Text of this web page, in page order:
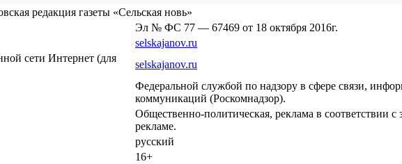
редакция газеты «Сельская новь»
Эл № ФС 77 — 67469 от 18 октября 2016г.
selskajanov.ru
сети Интернет (для
selskajanov.ru
Федеральной службой по надзору в сфере связи,
коммуникаций (Роскомнадзор).
Общественно-политическая, реклама в соответствии
рекламе.
русский
16+